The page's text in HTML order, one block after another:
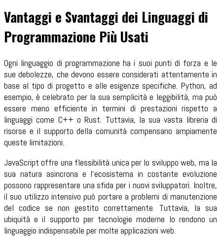
Vantaggi e Svantaggi dei Linguaggi di
Programmazione Più Usati
Ogni linguaggio di programmazione ha i suoi punti di forza e le
sue debolezze, che devono essere considerati attentamente in
base al tipo di progetto e alle esigenze specifiche. Python, ad
esempio, è celebrato per la sua semplicità e leggibilità, ma può
essere meno efficiente in termini di prestazioni rispetto a
linguaggi come C++ o Rust. Tuttavia, la sua vasta libreria di
risorse e il supporto della comunità compensano ampiamente
queste limitazioni.
JavaScript offre una flessibilità unica per lo sviluppo web, ma la
sua natura asincrona e l'ecosistema in costante evoluzione
possono rappresentare una sfida per i nuovi sviluppatori. Inoltre,
il suo utilizzo intensivo può portare a problemi di manutenzione
del codice se non gestito correttamente. Tuttavia, la sua
ubiquità e il supporto per tecnologie moderne lo rendono un
linguaggio indispensabile per molte applicazioni web.